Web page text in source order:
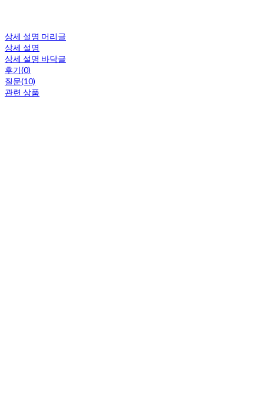
상세 설명 머리글
상세 설명
상세 설명 바닥글
후기(0)
질문(10)
관련 상품